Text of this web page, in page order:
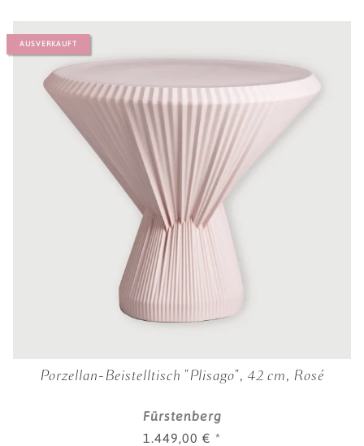
AUSVERKAUFT
Porzellan-Beistelltisch "Plisago", 42 cm, Rosé
Fürstenberg
1.449,00 € *